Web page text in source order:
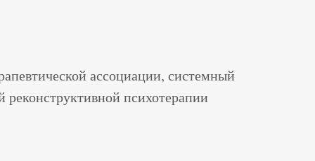
ассоциации, системный
психотерапии